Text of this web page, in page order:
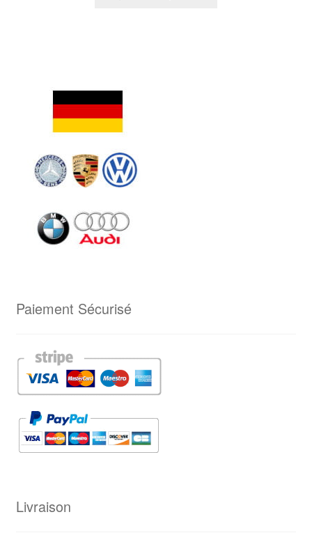
Paiement Sécurisé
Livraison